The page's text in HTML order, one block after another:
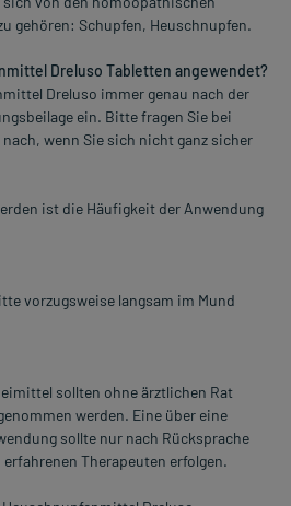
gehören: Schupfen, Heuschnupfen.
Dreluso Tabletten angewendet?
Dreluso immer genau nach der
ein. Bitte fragen Sie bei
wenn Sie sich nicht ganz sicher
ist die Häufigkeit der Anwendung
vorzugsweise langsam im Mund
sollten ohne ärztlichen Rat
werden. Eine über eine
sollte nur nach Rücksprache
Therapeuten erfolgen.